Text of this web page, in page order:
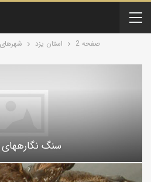
استان یزد صفحه 2
سنگ